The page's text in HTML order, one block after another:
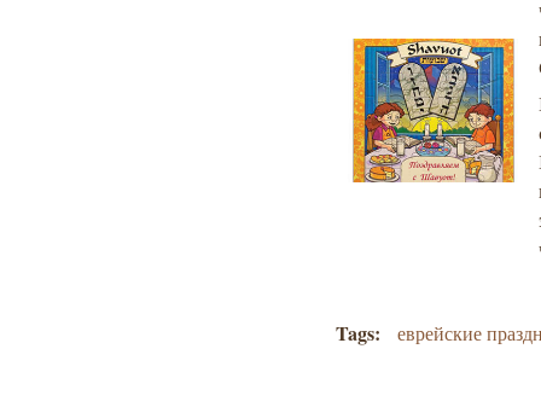
Tags: еврейские